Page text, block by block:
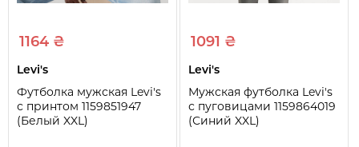
1164 ₴
Levi's
Футболка мужская Levi's
с принтом 1159851947
(Белый XXL)
1091 ₴
Levi's
Мужская футболка Levi's
с пуговицами 1159864019
(Синий XXL)